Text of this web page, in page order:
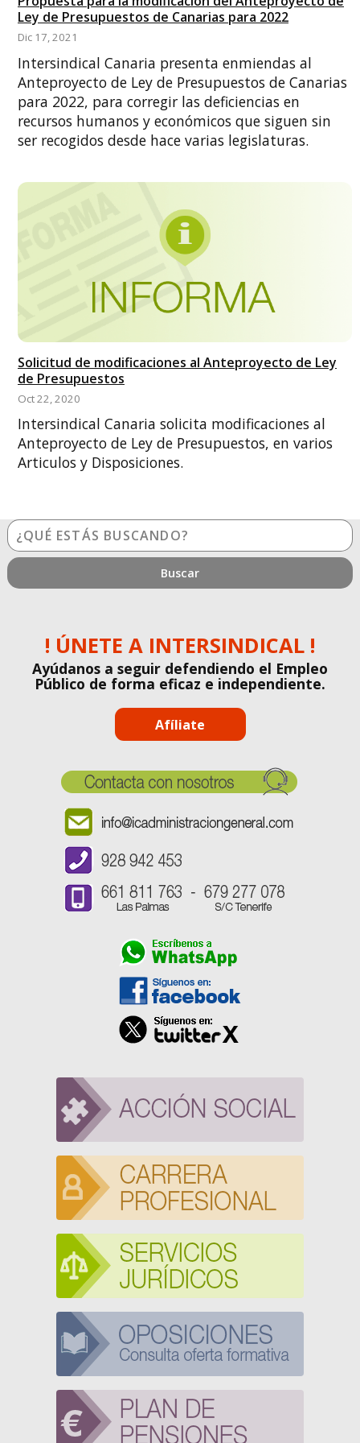
Ley de Presupuestos de Canarias para 2022
Dic 17, 2021
Intersindical Canaria presenta enmiendas al
Anteproyecto de Ley de Presupuestos de Canarias
para 2022, para corregir las deficiencias en
recursos humanos y económicos que siguen sin
ser recogidos desde hace varias legislaturas.
Solicitud de modificaciones al Anteproyecto de Ley
de Presupuestos
Oct 22, 2020
Intersindical Canaria solicita modificaciones al
Anteproyecto de Ley de Presupuestos, en varios
Articulos y Disposiciones.
¿Qué
estás
buscando?
! ÚNETE A INTERSINDICAL !
Ayúdanos a seguir defendiendo el Empleo
Público de forma eficaz e independiente.
Afíliate